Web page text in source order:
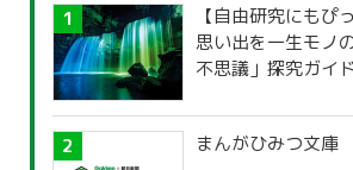
【自由研究にもぴ
思い出を一生モノ
不思議」探究ガイド
まんがひみつ文庫